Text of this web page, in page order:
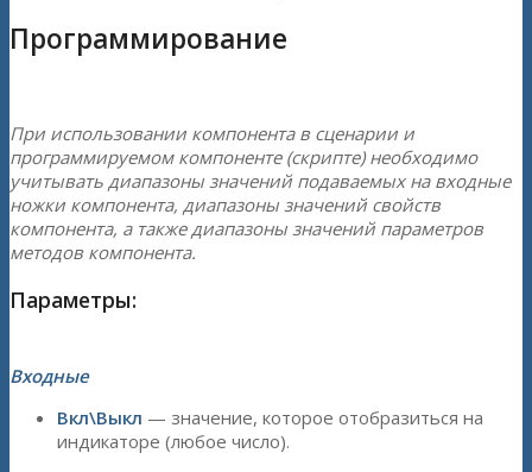
Программирование
При использовании компонента в сценарии и
программируемом компоненте (скрипте) необходимо
учитывать диапазоны значений подаваемых на входные
ножки компонента, диапазоны значений свойств
компонента, а также диапазоны значений параметров
методов компонента.
Параметры:
Входные
Вкл\Выкл — значение, которое отобразиться на
индикаторе (любое число).